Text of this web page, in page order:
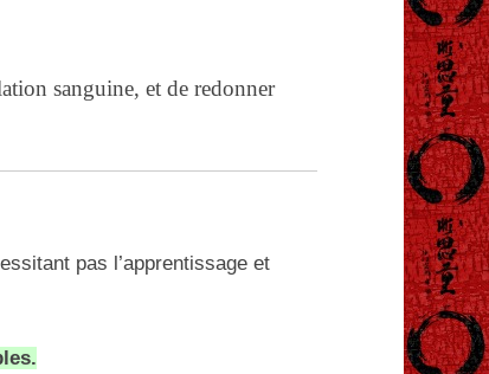
sanguine, et de redonner
pas l’apprentissage et